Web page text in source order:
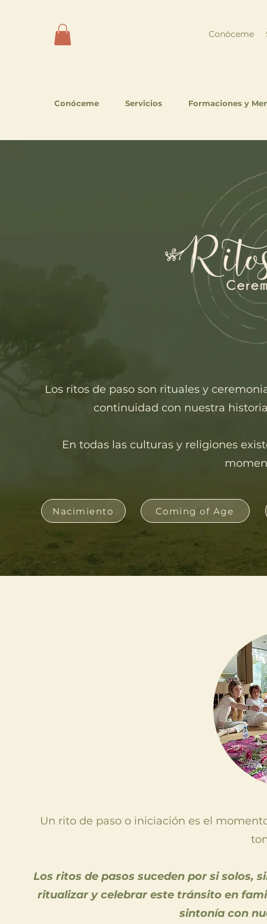
Conóceme Servicios Formaciones y
Los ritos de paso son rituales y
continuidad con nuestra
En todas las culturas y religiones
Nacimiento Coming of Age
Un rito de paso o iniciación es el
Los ritos de pasos suceden por si solos,
ritualizar y celebrar este tránsito en
sintonía con
Conóceme